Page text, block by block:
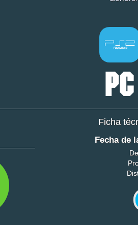
Ficha
Fecha de